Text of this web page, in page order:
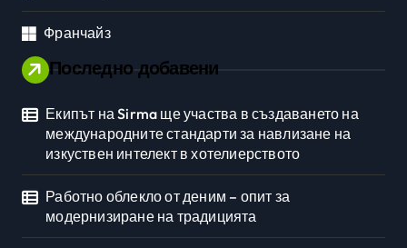
Франчайз
Последно добавени
Екипът на Sirma ще участва в създаването на
международните стандарти за навлизане на
изкуствен интелект в хотелиерството
Работно облекло от деним – опит за
модернизиране на традицията